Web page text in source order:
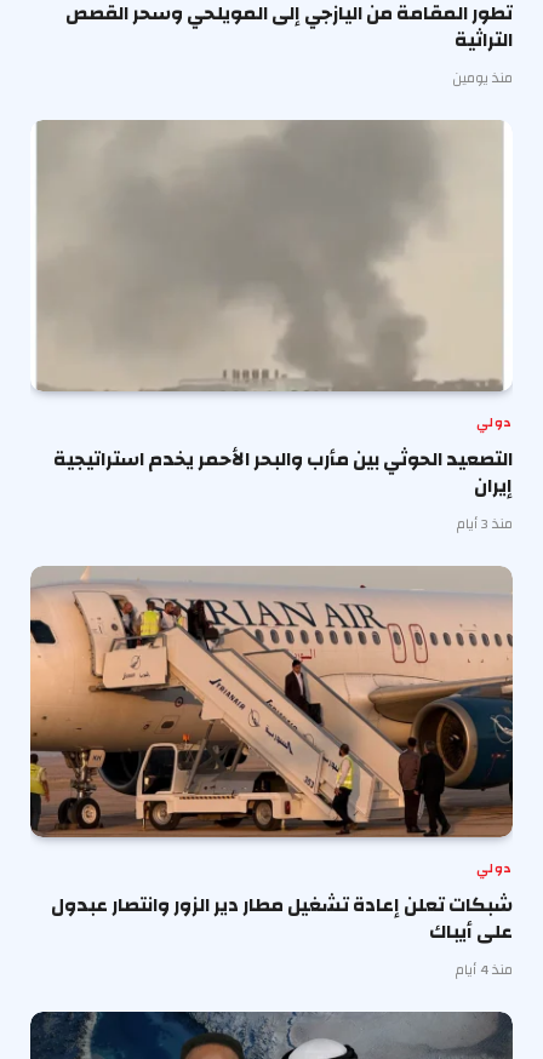
تطور المقامة من اليازجي إلى المويلحي وسحر القصص
التراثية
منذ يومين
دولي
التصعيد الحوثي بين مأرب والبحر الأحمر يخدم استراتيجية
إيران
منذ 3 أيام
دولي
شبكات تعلن إعادة تشغيل مطار دير الزور وانتصار عبدول
على أيباك
منذ 4 أيام